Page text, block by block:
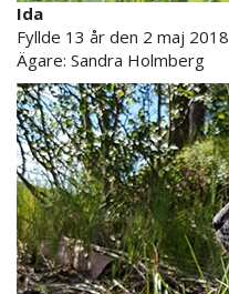
Ida
Fyllde 13 år den 2 maj 2018
Ägare: Sandra Holmberg